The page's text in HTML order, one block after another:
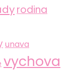
rodina
unava
vychova